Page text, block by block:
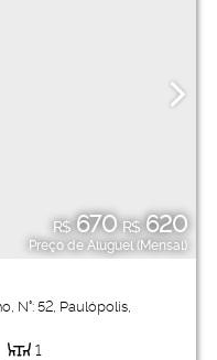
R$670 R$620
Preço de Aluguel (Mensal)
, N°: 52, Paulópolis,
1